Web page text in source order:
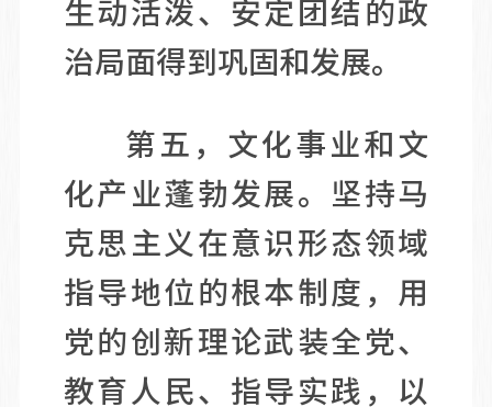
生动活泼、安定团结的政
治局面得到巩固和发展。
第五，文化事业和文
化产业蓬勃发展。坚持马
克思主义在意识形态领域
指导地位的根本制度，用
党的创新理论武装全党、
教育人民、指导实践，以